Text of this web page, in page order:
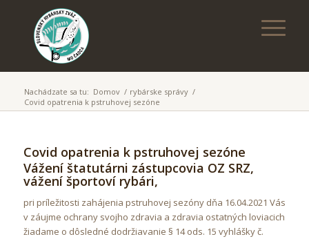
Nachádzate sa tu: Domov / rybárske správy /
Covid opatrenia k pstruhovej sezóne
Covid opatrenia k pstruhovej sezóne
Vážení štatutárni zástupcovia OZ SRZ,
vážení športoví rybári,
pri príležitosti zahájenia pstruhovej sezóny dňa 16.04.2021 Vás
v záujme ochrany svojho zdravia a zdravia ostatných loviacich
žiadame o dôsledné dodržiavanie § 14 ods. 15 vyhlášky č.